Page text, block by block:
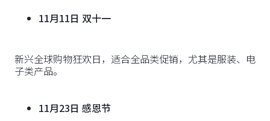
11月11日 双十一
新兴全球购物狂欢日，适合全品类促销，尤其是服装、电
子类产品。
11月23日 感恩节